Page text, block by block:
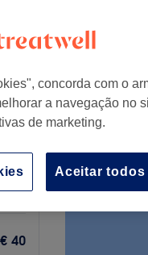
€ 25
€ 40
+
concorda com o
a navegação no
de marketing.
Aceitar